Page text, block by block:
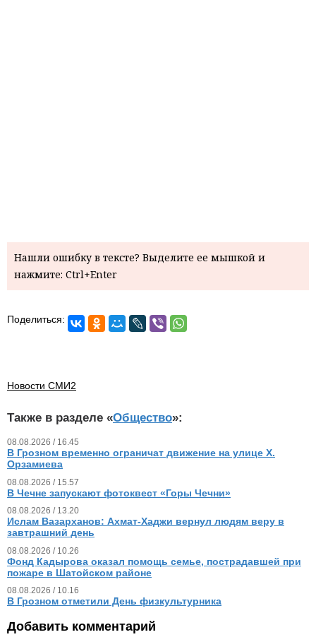
Нашли ошибку в тексте? Выделите ее мышкой и
нажмите: Ctrl+Enter
Поделиться:
Новости СМИ2
Также в разделе «Общество»:
08.08.2026 / 16.45
В Грозном временно ограничат движение на улице Х.
Орзамиева
08.08.2026 / 15.57
В Чечне запускают фотоквест «Горы Чечни»
08.08.2026 / 13.20
Ислам Вазарханов: Ахмат-Хаджи вернул людям веру в
завтрашний день
08.08.2026 / 10.26
Фонд Кадырова оказал помощь семье, пострадавшей при
пожаре в Шатойском районе
08.08.2026 / 10.16
В Грозном отметили День физкультурника
Добавить комментарий